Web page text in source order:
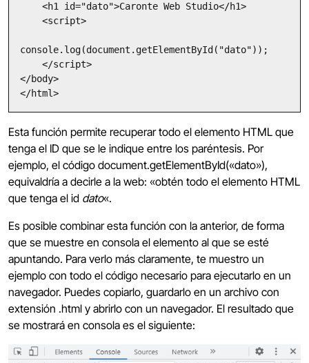
console.log(document.getElementById("dato"));
</body>
</html>
Esta función permite recuperar todo el elemento HTML que
tenga el ID que se le indique entre los paréntesis. Por
ejemplo, el código document.getElementById(«dato»),
equivaldría a decirle a la web: «obtén todo el elemento HTML
que tenga el id dato«.
Es posible combinar esta función con la anterior, de forma
que se muestre en consola el elemento al que se esté
apuntando. Para verlo más claramente, te muestro un
ejemplo con todo el código necesario para ejecutarlo en un
navegador. Puedes copiarlo, guardarlo en un archivo con
extensión .html y abrirlo con un navegador. El resultado que
se mostrará en consola es el siguiente: